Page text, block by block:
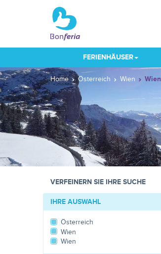
FERIENHÄUSER
Home Österreich Wien Wien
VERFEINERN SIE IHRE SUCHE
IHRE AUSWAHL
Österreich
Wien
Wien